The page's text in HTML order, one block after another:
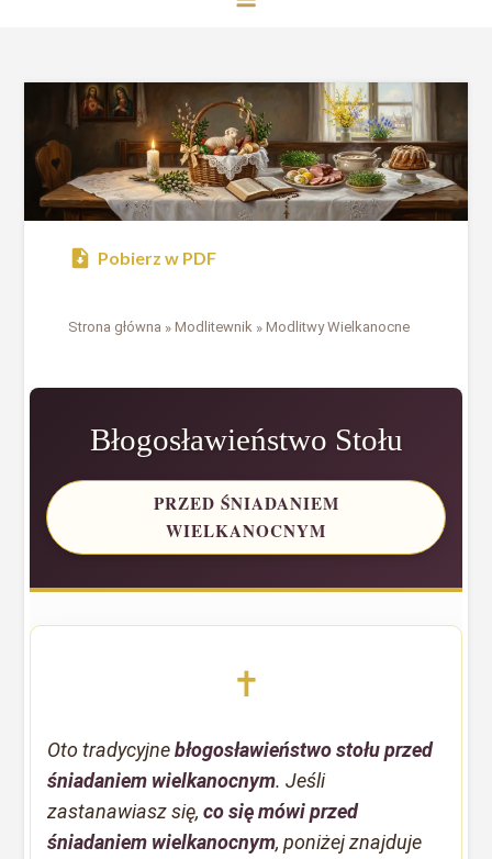
Pobierz w PDF
Strona główna »Modlitewnik »Modlitwy Wielkanocne
Błogosławieństwo Stołu
PRZED ŚNIADANIEM
WIELKANOCNYM
✝
Oto tradycyjnebłogosławieństwo stołu przed
śniadaniem wielkanocnym. Jeśli
zastanawiasz się,co się mówi przed
śniadaniem wielkanocnym, poniżej znajduje